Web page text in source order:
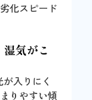
化スピード
気がこ
入りにく
りやすい傾